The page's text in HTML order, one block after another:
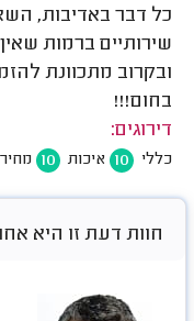
כל דבר באדיבות,
שירותיים ברמות
ובקרוב מתכוונת
בחום!!!
דירוגים:
כללי 10 איכות 10 מחיר
חוות דעת זו היא אחת מתוך